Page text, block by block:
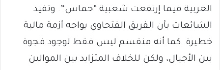
الغربية فيما إرتفعت شعبية “حماس”. وتفيد
الشائعات بأن الفريق الفتحاوي يواجه أزمة مالية
خطيرة. كما أنه منقسم ليس فقط لوجود فجوة
بين الأجيال، ولكن للخلاف المتزايد بين الموالين